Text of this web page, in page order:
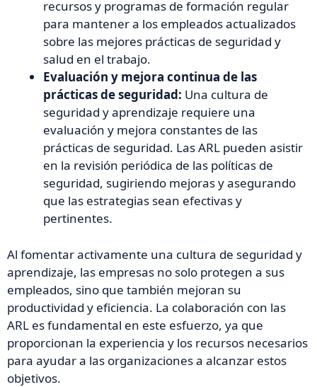
recursos y programas de formación regular
para mantener a los empleados actualizados
sobre las mejores prácticas de seguridad y
salud en el trabajo.
Evaluación y mejora continua de las
prácticas de seguridad: Una cultura de
seguridad y aprendizaje requiere una
evaluación y mejora constantes de las
prácticas de seguridad. Las ARL pueden asistir
en la revisión periódica de las políticas de
seguridad, sugiriendo mejoras y asegurando
que las estrategias sean efectivas y
pertinentes.
Al fomentar activamente una cultura de seguridad y
aprendizaje, las empresas no solo protegen a sus
empleados, sino que también mejoran su
productividad y eficiencia. La colaboración con las
ARL es fundamental en este esfuerzo, ya que
proporcionan la experiencia y los recursos necesarios
para ayudar a las organizaciones a alcanzar estos
objetivos.